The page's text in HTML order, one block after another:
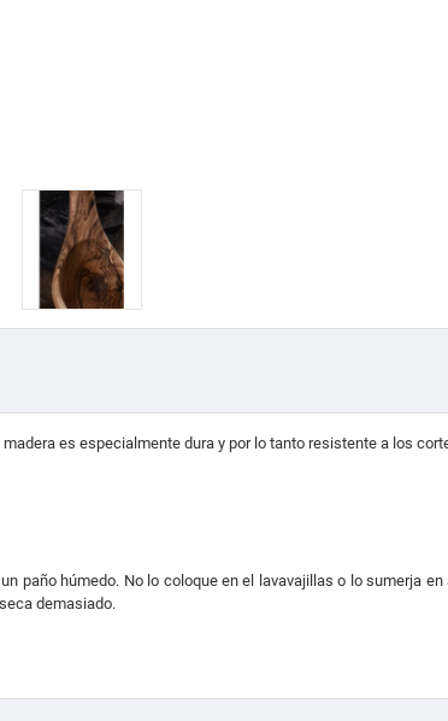
madera es especialmente dura y por lo tanto resistente a los
paño húmedo. No lo coloque en el lavavajillas o lo sumerja
demasiado.